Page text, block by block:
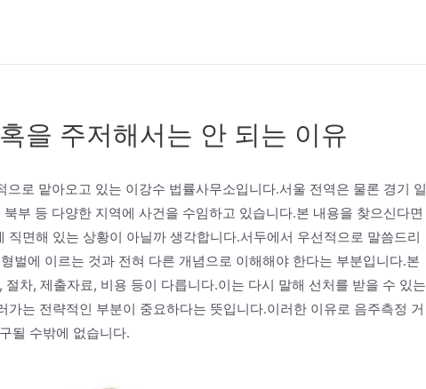
을 주저해서는 안 되는 이유
로 맡아오고 있는 이강수 법률사무소입니다.서울 전역은 물론 경기 일
부 등 다양한 지역에 사건을 수임하고 있습니다.본 내용을 찾으신다면
면해 있는 상황이 아닐까 생각합니다.서두에서 우선적으로 말씀드리
벌에 이르는 것과 전혀 다른 개념으로 이해해야 한다는 부분입니다.본
차, 제출자료, 비용 등이 다릅니다.이는 다시 말해 선처를 받을 수 있는
는 전략적인 부분이 중요하다는 뜻입니다.이러한 이유로 음주측정 거
될 수밖에 없습니다.